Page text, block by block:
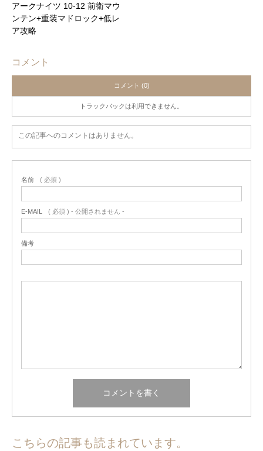
アークナイツ 10-12 前衛マウ
ンテン+重装マドロック+低レ
ア攻略
コメント
コメント (0)
トラックバックは利用できません。
この記事へのコメントはありません。
名前 ( 必須 )
E-MAIL ( 必須 ) - 公開されません -
備考
こちらの記事も読まれています。